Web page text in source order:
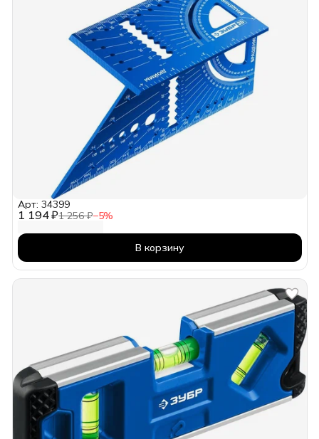
1 194 ₽1 256 ₽−5%
Арт: 34399
В корзину